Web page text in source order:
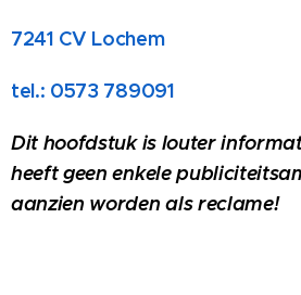
7241 CV Lochem
tel.: 0573 789091
Dit hoofdstuk is louter
heeft geen enkele
aanzien worden als reclame!